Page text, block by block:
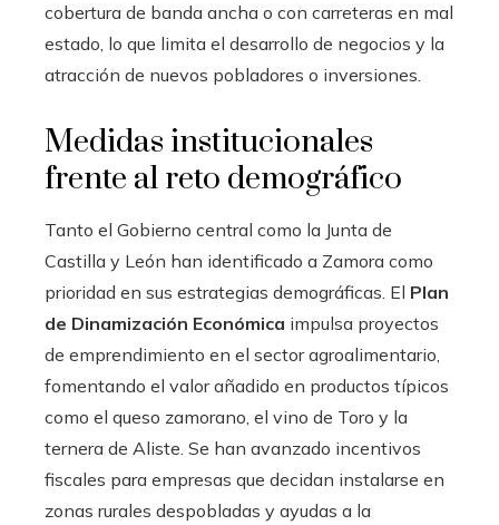
cobertura de banda ancha o con carreteras en mal
estado, lo que limita el desarrollo de negocios y la
atracción de nuevos pobladores o inversiones.
Medidas institucionales
frente al reto demográfico
Tanto el Gobierno central como la Junta de
Castilla y León han identificado a Zamora como
prioridad en sus estrategias demográficas. El Plan
de Dinamización Económica impulsa proyectos
de emprendimiento en el sector agroalimentario,
fomentando el valor añadido en productos típicos
como el queso zamorano, el vino de Toro y la
ternera de Aliste. Se han avanzado incentivos
fiscales para empresas que decidan instalarse en
zonas rurales despobladas y ayudas a la